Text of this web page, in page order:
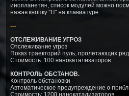
инопланетян, список модулей можно
нажав кнопку "H" на клавиатуре:
---
ОТСЛЕЖИВАНИЕ УГРОЗ
Отслеживание угроз
Показ траекторий пуль, пролетающих
Стоимость: 100 нанокатализаторов
КОНТРОЛЬ ОБСТАНОВ.
Контроль обстановки
Автоматическое предупреждение о
Стоимость: 1200 нанокатализаторов